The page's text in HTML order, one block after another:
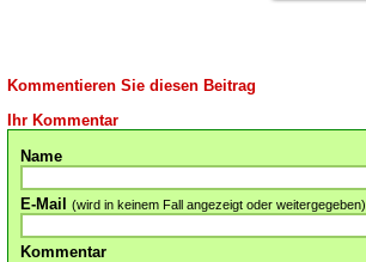
Kommentieren Sie diesen Beitrag
Ihr Kommentar
Name
E-Mail (wird in keinem Fall angezeigt oder weitergegeben)
Kommentar